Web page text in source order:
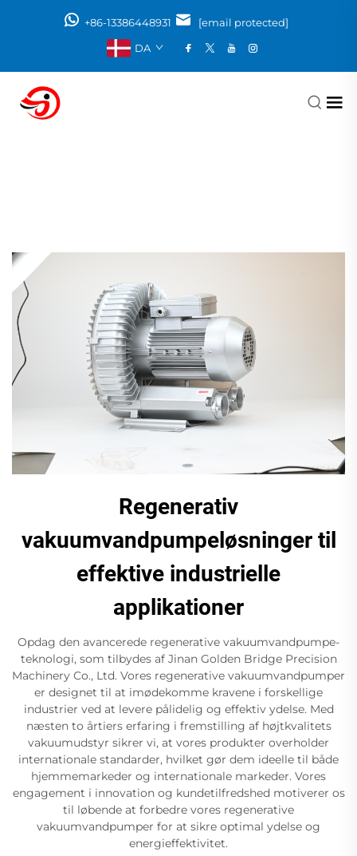
+86-13386448931
[email protected]
DA
Regenerativ
vakuumvandpumpeløsninger til
effektive industrielle
applikationer
Opdag den avancerede regenerative vakuumvandpumpe-
teknologi, som tilbydes af Jinan Golden Bridge Precision
Machinery Co., Ltd. Vores regenerative vakuumvandpumper
er designet til at imødekomme kravene i forskellige
industrier ved at levere pålidelig og effektiv ydelse. Med
næsten to årtiers erfaring i fremstilling af højtkvalitets
vakuumudstyr sikrer vi, at vores produkter overholder
internationale standarder, hvilket gør dem ideelle til både
hjemmemarkeder og internationale markeder. Vores
engagement i innovation og kundetilfredshed motiverer os
til løbende at forbedre vores regenerative
vakuumvandpumper for at sikre optimal ydelse og
energieffektivitet.